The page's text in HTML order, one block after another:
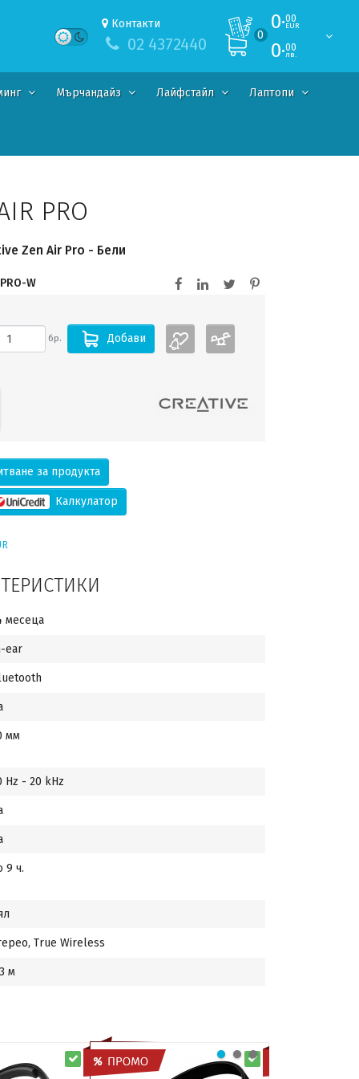
Контакти
02 4372440 0
0·00
EUR
0·00
лв.
Мърчандайз Лайфстайл Лаптопи
PRO
Zen Air Pro - Бели
W
бр. Добави
за продукта
Калкулатор
месеца
ear
мм
Hz - 20 kHz
9 ч.
True Wireless
м